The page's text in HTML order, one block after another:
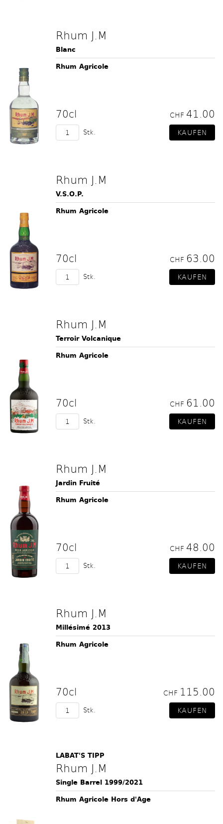
Rhum J.M
Blanc
Rhum Agricole
70cl CHF 41.00
Stk.
Rhum J.M
V.S.O.P.
Rhum Agricole
70cl CHF 63.00
Stk.
Rhum J.M
Terroir Volcanique
Rhum Agricole
70cl CHF 61.00
Stk.
Rhum J.M
Jardin Fruité
Rhum Agricole
70cl CHF 48.00
Stk.
Rhum J.M
Millésimé 2013
Rhum Agricole
70cl CHF 115.00
Stk.
LABAT'S TIPP
Rhum J.M
Single Barrel 1999/2021
Rhum Agricole Hors d'Age